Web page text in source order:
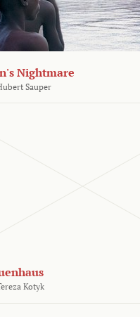
Nightmare
Sauper
Kotyk